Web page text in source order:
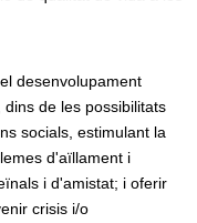
desenvolupament
de les possibilitats
socials, estimulant la
d'aïllament i
i d'amistat; i oferir
crisis i/o